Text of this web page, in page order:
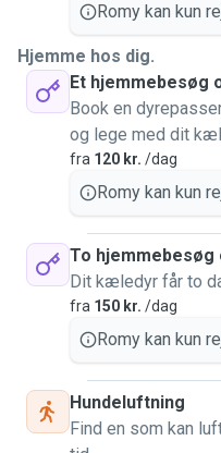
Romy kan kun
Hjemme hos dig.
Et hjemmebesøg
Book en
og lege med dit
fra 120 kr. /dag
Romy kan kun
To hjemmebesøg
Dit kæledyr får to
fra 150 kr. /dag
Romy kan kun
Hundeluftning
Find en som kan